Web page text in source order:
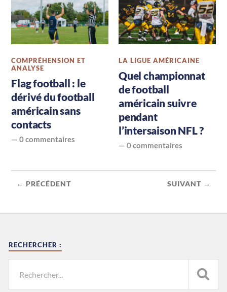
COMPRÉHENSION ET
ANALYSE
Flag football : le
dérivé du football
américain sans
contacts
—0 commentaires
LA LIGUE AMÉRICAINE
Quel championnat
de football
américain suivre
pendant
l’intersaison NFL ?
—0 commentaires
← PRÉCÉDENT SUIVANT →
RECHERCHER :